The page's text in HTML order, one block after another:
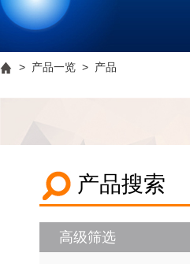
> 产品一览 > 产品
产品搜索
高级筛选